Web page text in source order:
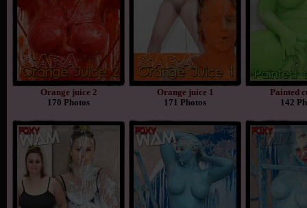
Orange juice 2
170 Photos
Orange juice 1
171 Photos
Painted
142